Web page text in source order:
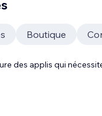
Boutique
des applis qui